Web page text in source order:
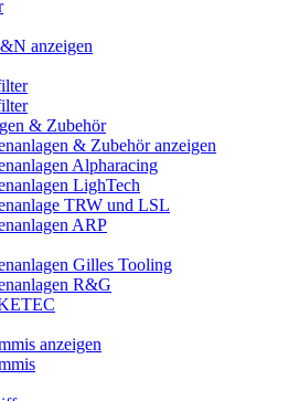
anzeigen
& Zubehör
& Zubehör anzeigen
Alpharacing
LighTech
TRW und LSL
ARP
Gilles Tooling
R&G
anzeigen